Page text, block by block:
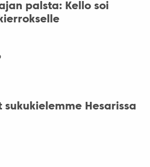
palsta: Kello soi
sukukielemme Hesarissa